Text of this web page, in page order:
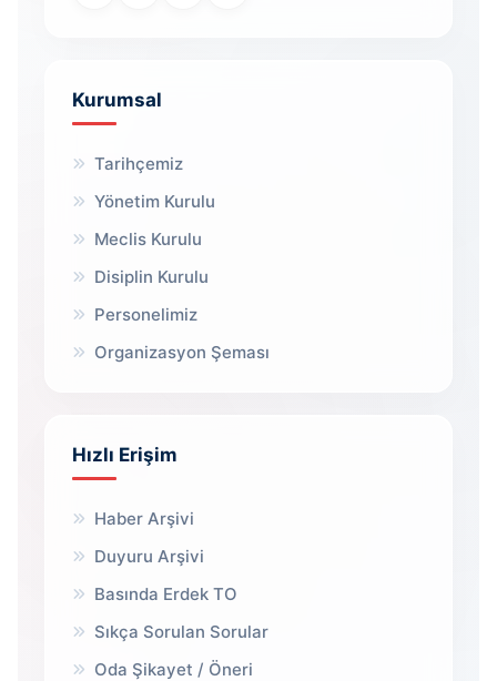
Kurumsal
Tarihçemiz
Yönetim Kurulu
Meclis Kurulu
Disiplin Kurulu
Personelimiz
Organizasyon Şeması
Hızlı Erişim
Haber Arşivi
Duyuru Arşivi
Basında Erdek TO
Sıkça Sorulan Sorular
Oda Şikayet / Öneri